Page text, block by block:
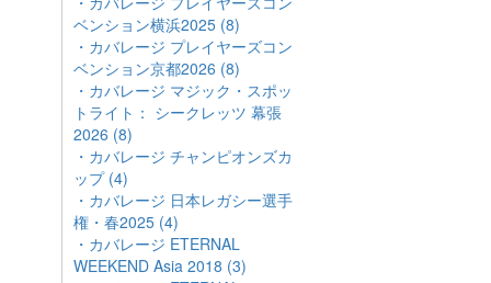
ベンション横浜2025 (8)
・カバレージ プレイヤーズコン
ベンション京都2026 (8)
・カバレージ マジック・スポッ
トライト： シークレッツ 幕張
2026 (8)
・カバレージ チャンピオンズカ
ップ (4)
・カバレージ 日本レガシー選手
権・春2025 (4)
・カバレージ ETERNAL
WEEKEND Asia 2018 (3)